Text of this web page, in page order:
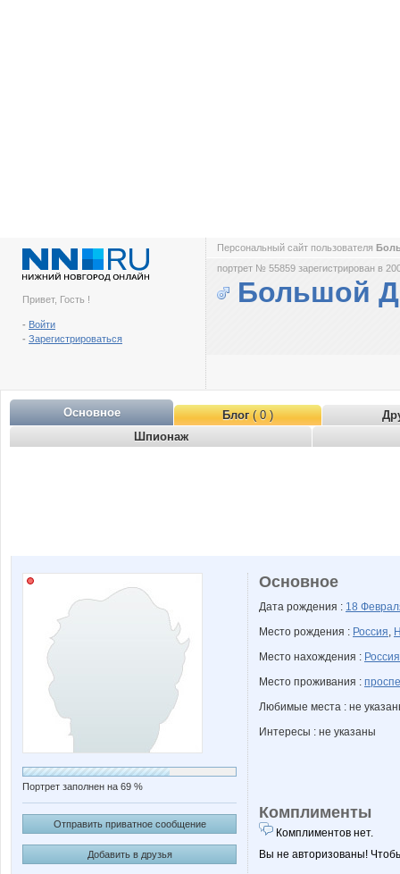
Привет, Гость !
- Войти
- Зарегистрироваться
Персональный сайт пользователя
портрет № 55859 зарегистрирован в
Большой
Основное Блог( 0 )
Шпионаж
Портрет заполнен на 69 %
Отправить приватное сообщение
Добавить в друзья
Основное
Дата рождения : 18
Место рождения : Россия,
Место нахождения : Россия
Место проживания :
Любимые места : не
Интересы : не указаны
Комплименты
Комплиментов нет.
Вы не авторизованы!